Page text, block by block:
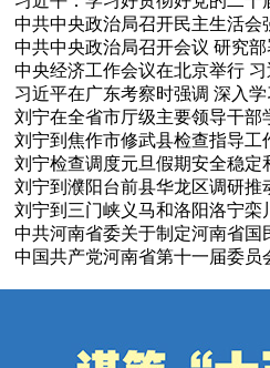
中共中央政治局召开民主生活
中共中央政治局召开会议 研究
中央经济工作会议在北京举行
习近平在广东考察时强调 深入
刘宁在全省市厅级主要领导干
刘宁到焦作市修武县检查指导
刘宁检查调度元旦假期安全稳定
刘宁到濮阳台前县华龙区调研
刘宁到三门峡义马和洛阳洛宁
中共河南省委关于制定河南省
中国共产党河南省第十一届委员